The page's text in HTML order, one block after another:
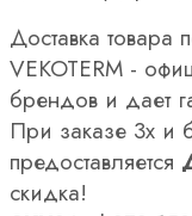
Доставка
VEKOTERM -
брендов и дает
При заказе 3х и
предоставляется
скидка!